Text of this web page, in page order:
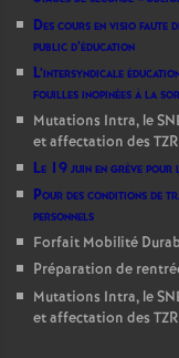
Des cours en visio faute
public d’éducation
L’intersyndicale
fouilles inopinées à la
Mutations Intra, le
et affectation des TZR
Le 19 juin en grève pour
Pour des conditions de
personnels
Forfait Mobilité
Préparation de
Mutations Intra, le
et affectation des TZR